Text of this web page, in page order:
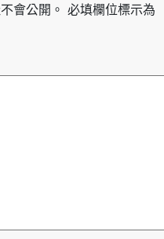
會公開。 必填欄位標示為